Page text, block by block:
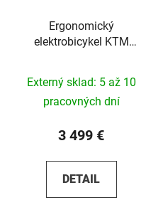
Ergonomický
elektrobicykel KTM
Externý sklad: 5 až 10
pracovných dní
3 499 €
DETAIL